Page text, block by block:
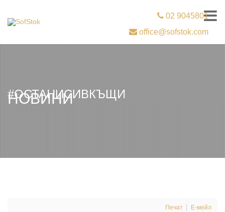
02 9045801
office@sofstok.com
НОВИНИ
#ОСТАНИСИВКЪЩИ
Печат Е-мейл